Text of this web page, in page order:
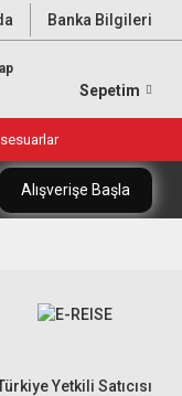
Banka Bilgileri
Sepetim
Alışverişe Başla
Yetkili Satıcısı